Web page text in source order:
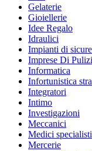
Gelaterie
Gioiellerie
Idee Regalo
Idraulici
Impianti di
Imprese Di
Informatica
Infortunistica
Integratori
Intimo
Investigazioni
Meccanici
Medici specialisti
Mercerie